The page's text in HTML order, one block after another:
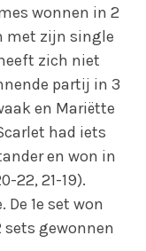
wonnen in 2
met zijn single
zich niet
partij in 3
en Mariëtte
had iets
en won in
22, 21-19).
1e set won
sets gewonnen